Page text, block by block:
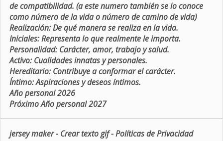
de compatibilidad. (a este numero también se lo conoce
como número de la vida o número de camino de vida)
Realización:De qué manera se realiza en la vida.
Iniciales:Representa lo que realmente le importa.
Personalidad:Carácter, amor, trabajo y salud.
Activo:Cualidades innatas y personales.
Hereditario:Contribuye a conformar el carácter.
Íntimo:Aspiraciones y deseos íntimos.
Año personal 2026
Próximo Año personal 2027
jersey maker- Crear texto gif-Políticas de Privacidad